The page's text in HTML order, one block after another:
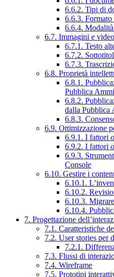
6.6.2. Tipi di
6.6.3.
6.6.4.
6.7. Immagini e video
6.7.1. Testo
6.7.2.
6.7.3.
6.8. Proprietà
6.8.1.
Pubblica
6.8.2.
dalla Pubblica
6.8.3.
6.9. Ottimizzazione
6.9.1. I fattori
6.9.2. I fattori
6.9.3.
Console
6.10. Gestire i
6.10.1.
6.10.2.
6.10.3.
6.10.4.
7. Progettazione
7.1. Caratteristiche
7.2. User stories per
7.2.1.
7.3. Flussi di
7.4. Wireframe
7.5. Prototipi